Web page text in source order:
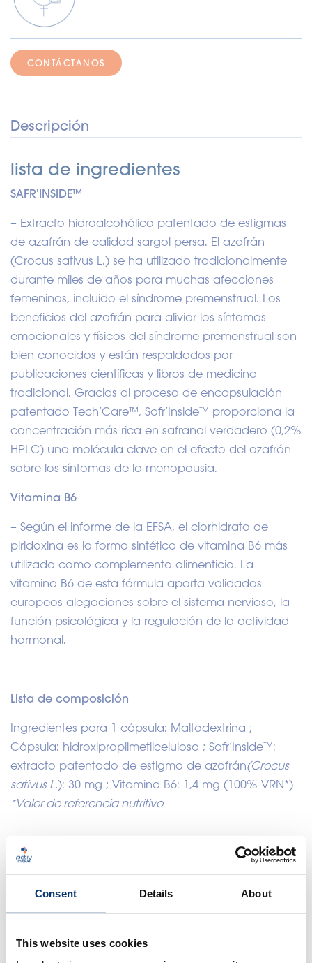
Consent Details About
This website uses cookies
CONTÁCTANOS
Descripción
lista de ingredientes
SAFR’INSIDE™
– Extracto hidroalcohólico patentado de estigmas
de azafrán de calidad sargol persa. El azafrán
(Crocus sativus L.) se ha utilizado tradicionalmente
durante miles de años para muchas afecciones
femeninas, incluido el síndrome premenstrual. Los
beneficios del azafrán para aliviar los síntomas
emocionales y físicos del síndrome premenstrual son
bien conocidos y están respaldados por
publicaciones científicas y libros de medicina
tradicional. Gracias al proceso de encapsulación
patentado Tech’Care™, Safr’Inside™ proporciona la
concentración más rica en safranal verdadero (0,2%
HPLC) una molécula clave en el efecto del azafrán
sobre los síntomas de la menopausia.
Vitamina B6
– Según el informe de la EFSA, el clorhidrato de
piridoxina es la forma sintética de vitamina B6 más
utilizada como complemento alimenticio. La
vitamina B6 de esta fórmula aporta validados
europeos alegaciones sobre el sistema nervioso, la
función psicológica y la regulación de la actividad
hormonal.
Lista de composición
Ingredientes para 1 cápsula: Maltodextrina ;
Cápsula: hidroxipropilmetilcelulosa ; Safr’Inside™:
extracto patentado de estigma de azafrán(Crocus
sativus L.): 30 mg ; Vitamina B6: 1,4 mg (100% VRN*)
*Valor de referencia nutritivo
Ciencia
MECANISMOS DE ACCIÓN
SAFR’INSIDE™
Datos de declaraciones
Ciencia Patentada Alegaciones
Datos técnicos